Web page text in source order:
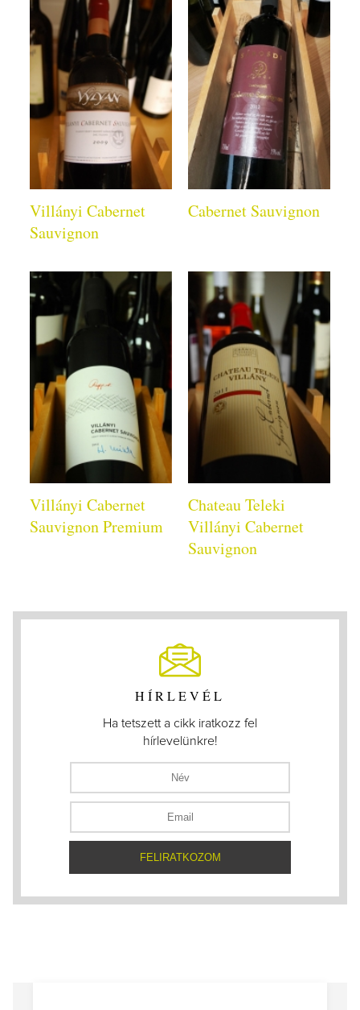
Villányi Cabernet
Sauvignon
Cabernet Sauvignon
Villányi Cabernet
Sauvignon Premium
Chateau Teleki
Villányi Cabernet
Sauvignon
HÍRLEVÉL
Ha tetszett a cikk iratkozz fel
hírlevelünkre!